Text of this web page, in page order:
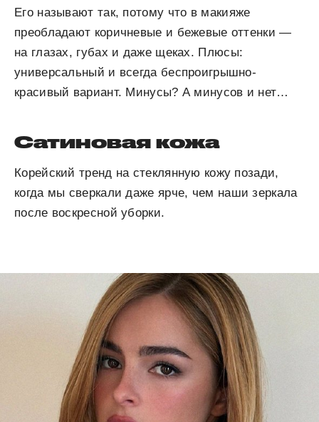
Его называют так, потому что в макияже
преобладают коричневые и бежевые оттенки —
на глазах, губах и даже щеках. Плюсы:
универсальный и всегда беспроигрышно-
красивый вариант. Минусы? А минусов и нет…
Сатиновая кожа
Корейский тренд на стеклянную кожу позади,
когда мы сверкали даже ярче, чем наши зеркала
после воскресной уборки.